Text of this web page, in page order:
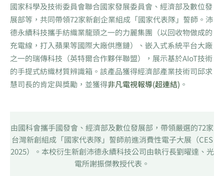
國家科學及技術委員會聯合國家發展委員會、經濟部及數位發
展部等，共同帶領72家新創企業組成「國家代表隊」誓師。沛
德永續科技攜手紡織業龍頭之一的力麗集團（以回收物做成的
充電線，打入蘋果等國際大廠供應鏈）、嵌入式系統平台大廠
之一的瑞傳科技（英特爾合作夥伴聯盟），展示基於AIoT技術
的手提式紡織材質辨識箱。該產品獲得經濟部產業技術司邱求
慧司長的肯定與獎勵，並獲得非凡電視報導(超連結) 。
由國科會攜手國發會、經濟部及數位發展部，帶領嚴選的72家
台灣新創組成「國家代表隊」誓師前進消費性電子大展（CES
2025）。本校衍生新創沛德永續科技公司由執行長劉曜達、光
電所謝振傑教授代表。